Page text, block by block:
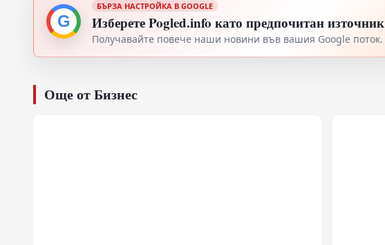
G
БЪРЗА НАСТРОЙКА В GOOGLE
Изберете Pogled.info като предпочитан източник
Получавайте повече наши новини във вашия Google поток.
Още от Бизнес